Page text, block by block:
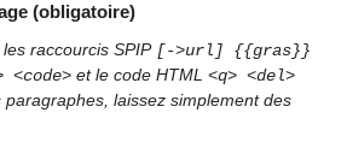
(obligatoire)
raccourcis SPIP [->url] {{gras}}
et le code HTML <q> <del>
paragraphes, laissez simplement des